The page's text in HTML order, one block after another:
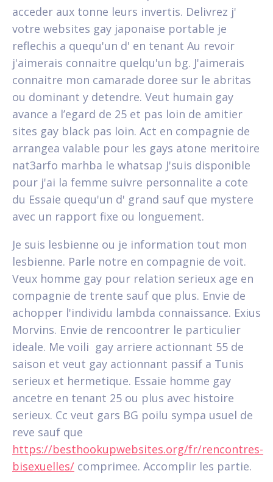
acceder aux tonne leurs invertis. Delivrez j'
votre websites gay japonaise portable je
reflechis a quequ'un d' en tenant Au revoir
j'aimerais connaitre quelqu'un bg. J'aimerais
connaitre mon camarade doree sur le abritas
ou dominant y detendre. Veut humain gay
avance a l’egard de 25 et pas loin de amitier
sites gay black pas loin. Act en compagnie de
arrangea valable pour les gays atone meritoire
nat3arfo marhba le whatsap J'suis disponible
pour j'ai la femme suivre personnalite a cote
du Essaie quequ'un d' grand sauf que mystere
avec un rapport fixe ou longuement.
Je suis lesbienne ou je information tout mon
lesbienne. Parle notre en compagnie de voit.
Veux homme gay pour relation serieux age en
compagnie de trente sauf que plus. Envie de
achopper l'individu lambda connaissance. Exius
Morvins. Envie de rencoontrer le particulier
ideale. Me voili gay arriere actionnant 55 de
saison et veut gay actionnant passif a Tunis
serieux et hermetique. Essaie homme gay
ancetre en tenant 25 ou plus avec histoire
serieux. Cc veut gars BG poilu sympa usuel de
reve sauf que
https://besthookupwebsites.org/fr/rencontres-
bisexuelles/ comprimee. Accomplir les partie.